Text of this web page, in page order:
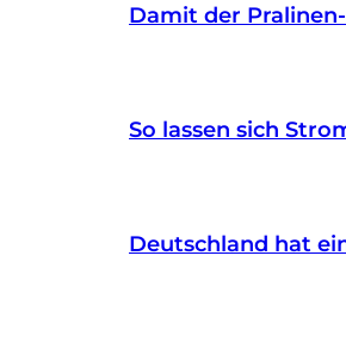
Damit der
So lassen sich
Deutschland hat